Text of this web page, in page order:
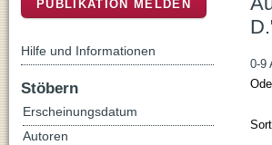
0-9
PUBLIKATION MELDEN
Hilfe und Informationen
Stöbern
Erscheinungsdatum
Autoren